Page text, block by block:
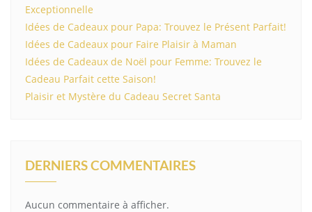
Exceptionnelle
Idées de Cadeaux pour Papa: Trouvez le Présent Parfait!
Idées de Cadeaux pour Faire Plaisir à Maman
Idées de Cadeaux de Noël pour Femme: Trouvez le
Cadeau Parfait cette Saison!
Plaisir et Mystère du Cadeau Secret Santa
DERNIERS COMMENTAIRES
Aucun commentaire à afficher.